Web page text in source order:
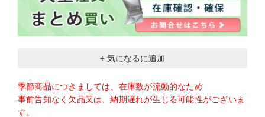
+ 気になるに追加
季節商品につきましては、在庫数が流動的なため
事前告知なく欠品又は、納期遅れが生じる可能性がございま
す。